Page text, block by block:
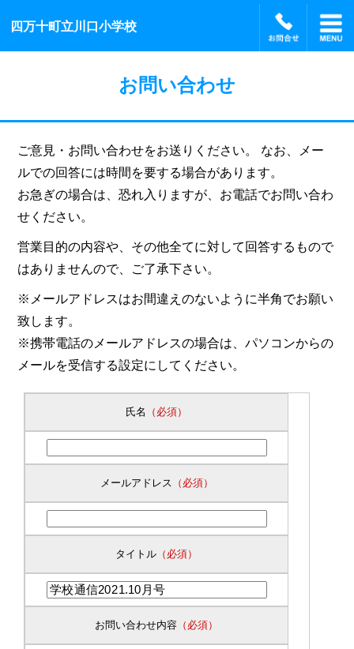
四万十町立川口小学校
お問い合わせ
ご意見・お問い合わせをお送りください。 なお、メー
ルでの回答には時間を要する場合があります。
お急ぎの場合は、恐れ入りますが、お電話でお問い合わ
せください。
営業目的の内容や、その他全てに対して回答するもので
はありませんので、ご了承下さい。
※メールアドレスはお間違えのないように半角でお願い
致します。
※携帯電話のメールアドレスの場合は、パソコンからの
メールを受信する設定にしてください。
氏名 （必須）
メールアドレス （必須）
タイトル （必須）
お問い合わせ内容 （必須）